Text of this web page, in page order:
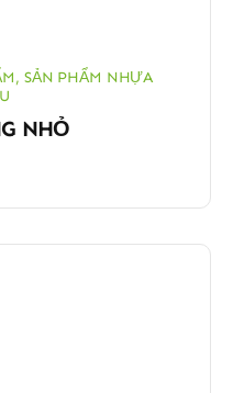
, SẢN PHẨM NHỰA
NHỎ